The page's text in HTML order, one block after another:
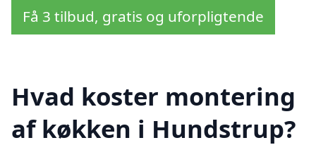
Få 3 tilbud, gratis og uforpligtende
Hvad koster montering
af køkken i Hundstrup?